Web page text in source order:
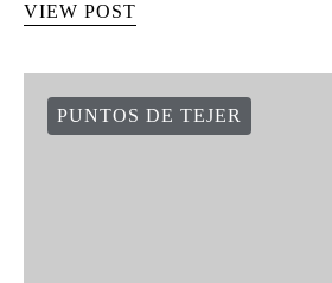
VIEW POST
PUNTOS DE TEJER